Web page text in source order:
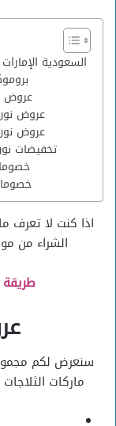
أكواد تخفيض noon السعودية الإمارات
عروض
عروض
عروض
تخفيضات
اذا كنت لا تعرف
الشراء من
سنعرض لكم
ماركات الثلاجات